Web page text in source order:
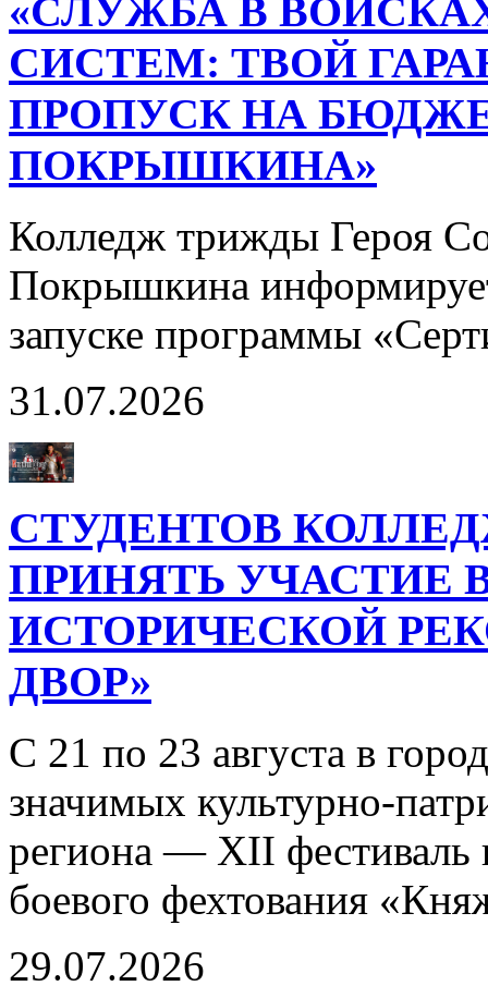
«СЛУЖБА В
СИСТЕМ: ТВОЙ
ПРОПУСК НА
ПОКРЫШКИНА»
Колледж трижды Героя
Покрышкина
запуске программы
31.07.2026
СТУДЕНТОВ
ПРИНЯТЬ УЧАСТИЕ
ИСТОРИЧЕСКОЙ
ДВОР»
С 21 по 23 августа в
значимых культурно-
региона — XII фестиваль
боевого фехтования
29.07.2026